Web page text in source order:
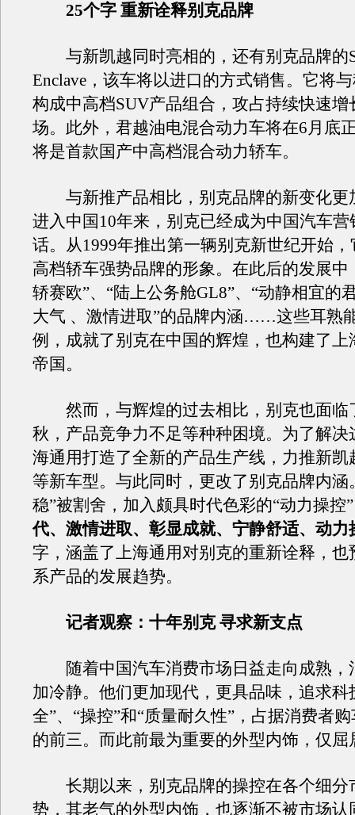
25个字 重新诠释别克品牌
与新凯越同时亮相的，还有别克品牌的
Enclave，该车将以进口的方式销售。它将
构成中高档SUV产品组合，攻占持续快速增
场。此外，君越油电混合动力车将在6月底
将是首款国产中高档混合动力轿车。
与新推产品相比，别克品牌的新变化更
进入中国10年来，别克已经成为中国汽车营
话。从1999年推出第一辆别克新世纪开始
高档轿车强势品牌的形象。在此后的发展中
轿赛欧”、“陆上公务舱GL8”、“动静相宜的
大气 、激情进取”的品牌内涵……这些耳熟
例，成就了别克在中国的辉煌，也构建了上
帝国。
然而，与辉煌的过去相比，别克也面临
秋，产品竞争力不足等种种困境。为了解决
海通用打造了全新的产品生产线，力推新凯
等新车型。与此同时，更改了别克品牌内涵
稳”被割舍，加入颇具时代色彩的“动力操控
代、激情进取、彰显成就、宁静舒适、动力
字，涵盖了上海通用对别克的重新诠释，也
系产品的发展趋势。
记者观察：十年别克 寻求新支点
随着中国汽车消费市场日益走向成熟，
加冷静。他们更加现代，更具品味，追求科
全”、“操控”和“质量耐久性”，占据消费者
的前三。而此前最为重要的外型内饰，仅屈
长期以来，别克品牌的操控在各个细分
势，其老气的外型内饰，也逐渐不被市场认